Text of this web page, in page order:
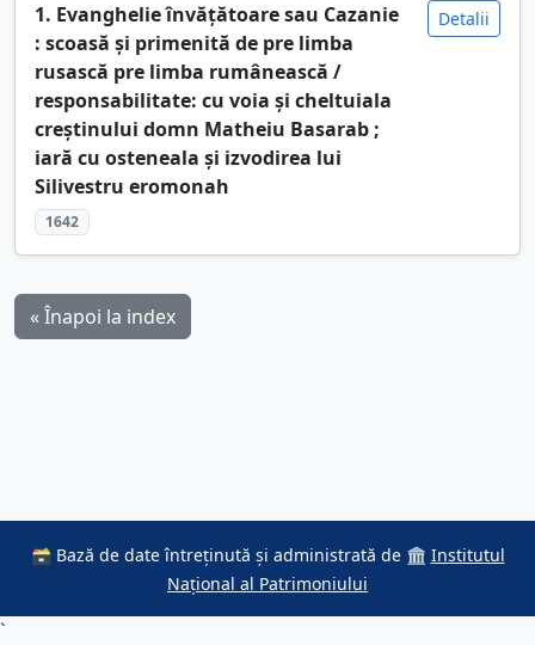
1. Evanghelie învățătoare sau Cazanie
: scoasă și primenită de pre limba
rusască pre limba rumânească /
responsabilitate: cu voia și cheltuiala
creștinului domn Matheiu Basarab ;
iară cu osteneala și izvodirea lui
Silivestru eromonah
1642
Detalii
« Înapoi la index
🗃️ Bază de date întreținută și administrată de 🏛️ Institutul
Național al Patrimoniului
`